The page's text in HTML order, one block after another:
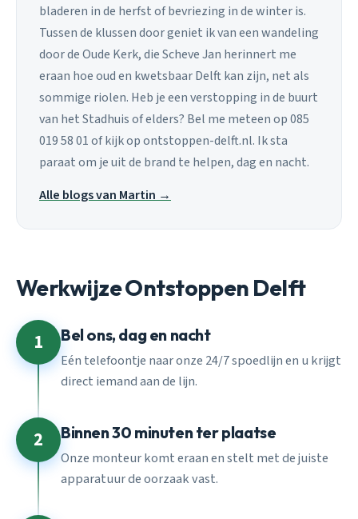
bladeren in de herfst of bevriezing in de winter is.
Tussen de klussen door geniet ik van een wandeling
door de Oude Kerk, die Scheve Jan herinnert me
eraan hoe oud en kwetsbaar Delft kan zijn, net als
sommige riolen. Heb je een verstopping in de buurt
van het Stadhuis of elders? Bel me meteen op 085
019 58 01 of kijk op ontstoppen-delft.nl. Ik sta
paraat om je uit de brand te helpen, dag en nacht.
Alle blogs van Martin →
Werkwijze Ontstoppen Delft
1 Bel ons, dag en nacht
Eén telefoontje naar onze 24/7 spoedlijn en u krijgt
direct iemand aan de lijn.
2 Binnen 30 minuten ter plaatse
Onze monteur komt eraan en stelt met de juiste
apparatuur de oorzaak vast.